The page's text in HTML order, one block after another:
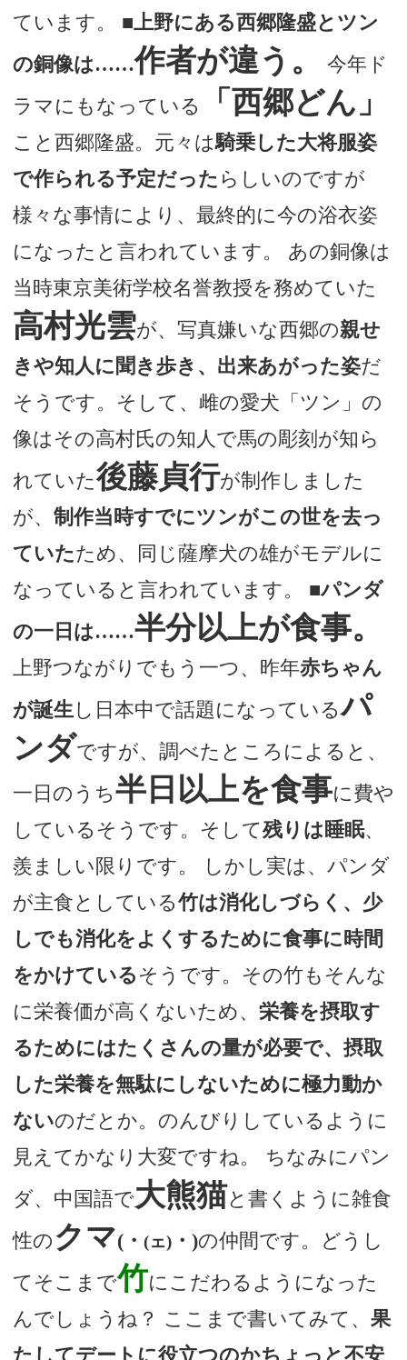
ています。 ■上野にある西郷隆盛とツン
の銅像は……作者が違う。
今年ド
ラマにもなっている
「西郷どん」
こと西郷隆盛。元々は騎乗した大将服姿
で作られる予定だった らしいのですが
様々な事情により、最終的に今の浴衣姿
になったと言われています。 あの銅像は
当時東京美術学校名誉教授を務めていた
高村光雲が、写真嫌いな西郷の親せ
きや知人に聞き歩き、出来あがった姿だ
そうです。そして、雌の愛犬「ツン」の
像はその高村氏の知人で馬の彫刻が知ら
れていた後藤貞行が制作しました
が、 制作当時すでにツンがこの世を去っ
ていたため、同じ薩摩犬の雄がモデルに
なっていると言われています。 ■パンダ
の一日は……半分以上が食事。
上野つながりでもう一つ、昨年赤ちゃん
が誕生 し日本中で話題になっているパ
ンダですが、調べたところによると、
一日のうち半日以上を食事に費や
しているそうです。そして残りは睡眠、
羨ましい限りです。 しかし実は、パンダ
が主食としている竹は消化しづらく、少
しでも消化をよくするために食事に時間
をかけている そうです。その竹もそんな
に栄養価が高くないため、 栄養を摂取す
るためにはたくさんの量が必要で、摂取
した栄養を無駄にしないために極力動か
ないのだとか。のんびりしているように
見えてかなり大変ですね。 ちなみにパン
ダ、中国語で大熊猫と書くように雑食
性の クマ(・ (ェ)・)の仲間です。どうし
てそこまで竹にこだわるようになった
んでしょうね？ ここまで書いてみて、 果
たしてデートに役立つのかちょっと不安